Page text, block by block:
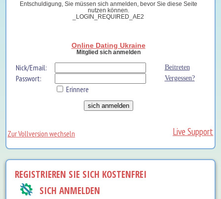
Entschuldigung, Sie müssen sich anmelden, bevor Sie diese Seite
nutzen können.
_LOGIN_REQUIRED_AE2
Online Dating Ukraine
Mitglied sich anmelden
Nick/Email: Beitreten
Passwort: Vergessen?
Erinnere
Zur Vollversion wechseln Live Support
REGISTRIEREN SIE SICH KOSTENFREI
SICH ANMELDEN